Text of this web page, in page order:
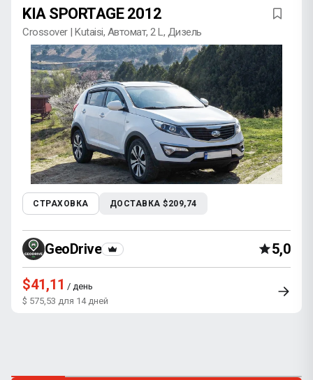
KIA SPORTAGE 2012
Crossover | Kutaisi, Автомат, 2 L, Дизель
СТРАХОВКА ДОСТАВКА $209,74
GeoDrive 5,0
$41,11 / день
$ 575,53 для 14 дней